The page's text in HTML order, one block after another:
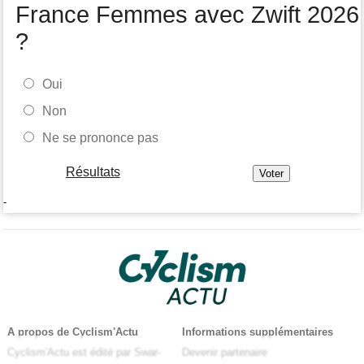
France Femmes avec Zwift 2026
?
Oui
Non
Ne se prononce pas
Résultats
-
A propos de Cyclism'Actu
Cyclism'Actu est édité par Swar-
Informations supplémentaires
Devenir partenaire